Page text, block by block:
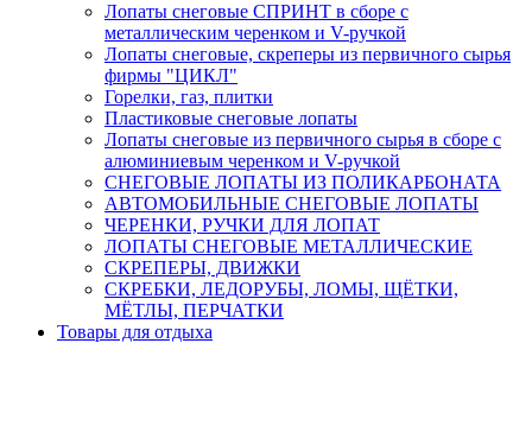
Лопаты снеговые СПРИНТ в сборе с
металлическим черенком и V-ручкой
Лопаты снеговые, скреперы из первичного сырья
фирмы "ЦИКЛ"
Горелки, газ, плитки
Пластиковые снеговые лопаты
Лопаты снеговые из первичного сырья в сборе с
алюминиевым черенком и V-ручкой
СНЕГОВЫЕ ЛОПАТЫ ИЗ ПОЛИКАРБОНАТА
АВТОМОБИЛЬНЫЕ СНЕГОВЫЕ ЛОПАТЫ
ЧЕРЕНКИ, РУЧКИ ДЛЯ ЛОПАТ
ЛОПАТЫ СНЕГОВЫЕ МЕТАЛЛИЧЕСКИЕ
СКРЕПЕРЫ, ДВИЖКИ
СКРЕБКИ, ЛЕДОРУБЫ, ЛОМЫ, ЩЁТКИ,
МЁТЛЫ, ПЕРЧАТКИ
Товары для отдыха